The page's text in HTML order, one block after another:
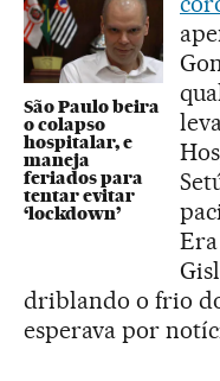
São Paulo beira
o colapso
hospitalar, e
maneja
feriados para
tentar evitar
‘lockdown’
driblando o frio
esperava por